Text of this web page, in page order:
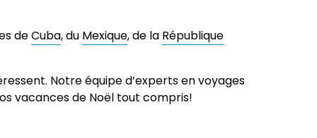
deCuba, du Mexique, de la République
Notre équipe d’experts en voyages
vacances de Noël tout compris!